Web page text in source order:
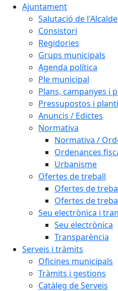
Ajuntament
Salutació de l'Alcalde
Consistori
Regidories
Grups municipals
Agenda política
Ple municipal
Plans, campanyes i
Pressupostos i
Anuncis / Edictes
Normativa
Normativa /
Ordenances
Urbanisme
Ofertes de treball
Ofertes de
Ofertes de
Seu electrònica i
Seu electrònica
Transparència
Serveis i tràmits
Oficines municipals
Tràmits i gestions
Catàleg de Serveis